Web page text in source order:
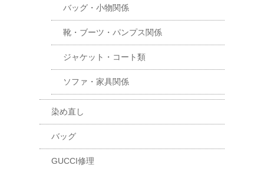
バッグ・小物関係
靴・ブーツ・パンプス関係
ジャケット・コート類
ソファ・家具関係
染め直し
バッグ
GUCCI修理